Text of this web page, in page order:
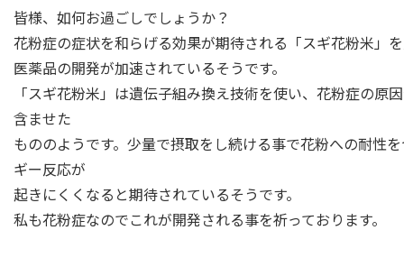
皆様、如何お過ごしでしょうか？
花粉症の症状を和らげる効果が期待される「スギ花粉米」
医薬品の開発が加速されているそうです。
「スギ花粉米」は遺伝子組み換え技術を使い、花粉症の原
含ませた
もののようです。少量で摂取をし続ける事で花粉への耐性
ギー反応が
起きにくくなると期待されているそうです。
私も花粉症なのでこれが開発される事を祈っております。